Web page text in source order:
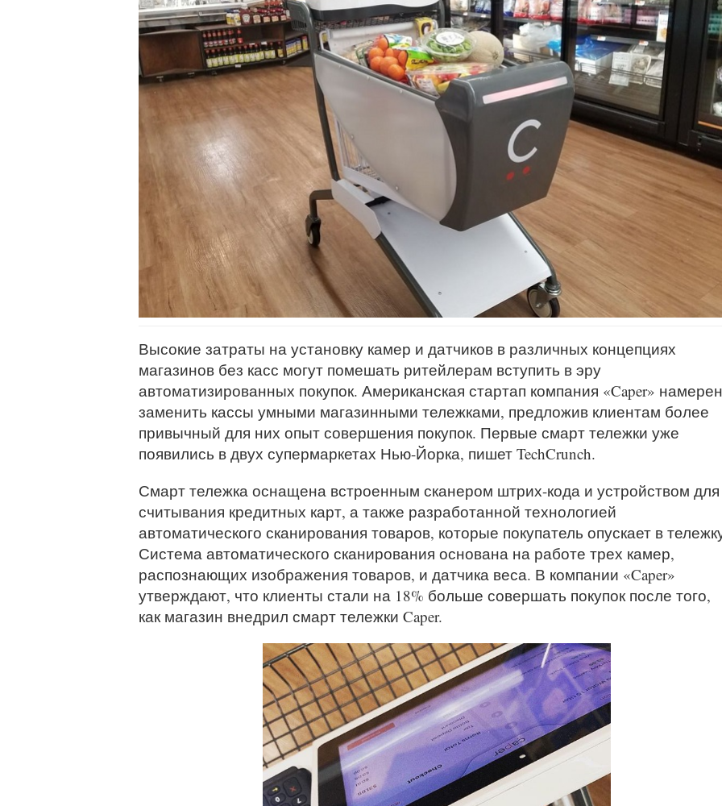
Высокие затраты на установку камер и датчиков в различных концепциях
магазинов без касс могут помешать ритейлерам вступить в эру
автоматизированных покупок. Американская стартап компания «Caper»
заменить кассы умными магазинными тележками, предложив клиентам более
привычный для них опыт совершения покупок. Первые смарт тележки уже
появились в двух супермаркетах Нью-Йорка, пишет TechCrunch.
Смарт тележка оснащена встроенным сканером штрих-кода и устройством для
считывания кредитных карт, а также разработанной технологией
автоматического сканирования товаров, которые покупатель опускает в
Система автоматического сканирования основана на работе трех камер,
распознающих изображения товаров, и датчика веса. В компании «Caper»
утверждают, что клиенты стали на 18% больше совершать покупок после того,
как магазин внедрил смарт тележки Caper.